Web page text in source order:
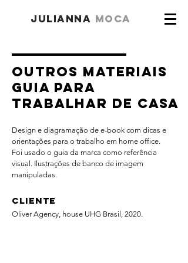
julianna moca
OUTROS MATERIAIS
GUIA PARA
TRABALHAR DE CASA
Design e diagramação de e-book com dicas e
orientações para o trabalho em home office.
Foi usado o guia da marca como referência
visual. Ilustrações de banco de imagem
manipuladas.
Cliente
Oliver Agency, house UHG Brasil, 2020.